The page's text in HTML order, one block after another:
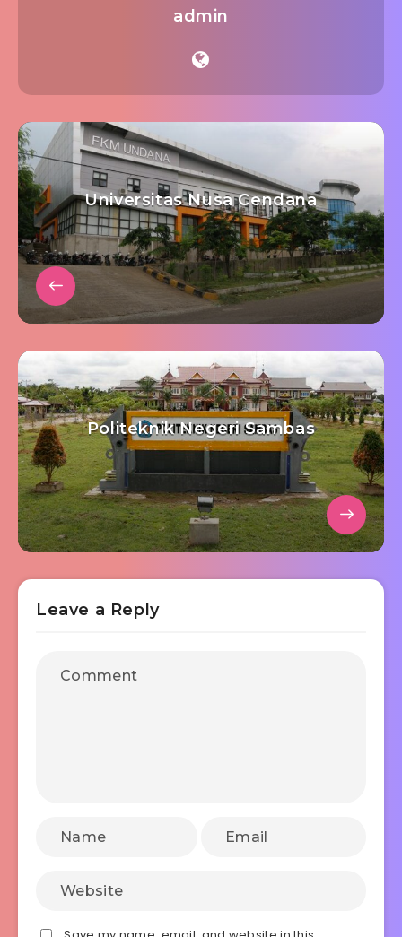
admin
Universitas Nusa Cendana
Politeknik Negeri Sambas
Leave a Reply